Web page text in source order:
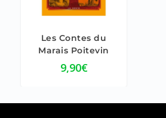
5.00
Les Contes du
Marais Poitevin
9,90€